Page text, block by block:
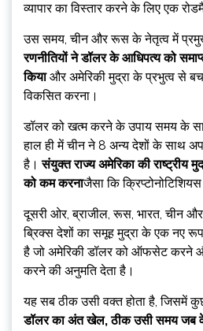
व्यापार का विस्तार करने के लिए एक
उस समय, चीन और रूस के नेतृत्व में
रणनीतियों ने डॉलर के आधिपत्य को
कियाऔर अमेरिकी मुद्रा के प्रभुत्व से
विकसित करना।
डॉलर को खत्म करने के उपाय समय के
हाल ही में चीन ने 8 अन्य देशों के साथ
है।संयुक्त राज्य अमेरिका की राष्ट्रीय
को कम करनाजैसा कि क्रिप्टोनोटिशियस
दूसरी ओर, ब्राजील, रूस, भारत, चीन
ब्रिक्स देशों का समूह मुद्रा के एक नए रूप
है जो अमेरिकी डॉलर को ऑफसेट करने
करने की अनुमति देता है।
यह सब ठीक उसी वक्त होता है, जिसमें
डॉलर का अंत खेल, ठीक उसी समय जब